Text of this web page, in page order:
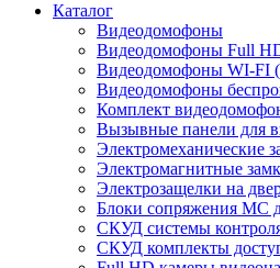
Каталог
Видеодомофоны
Видеодомофоны Full
Видеодомофоны WI-FI
Видеодомофоны
Комплект
Вызывные панели для
Электромеханические
Электромагнитные
Электрозащелки на
Блоки сопряжения МС
СКУД системы
СКУД комплекты